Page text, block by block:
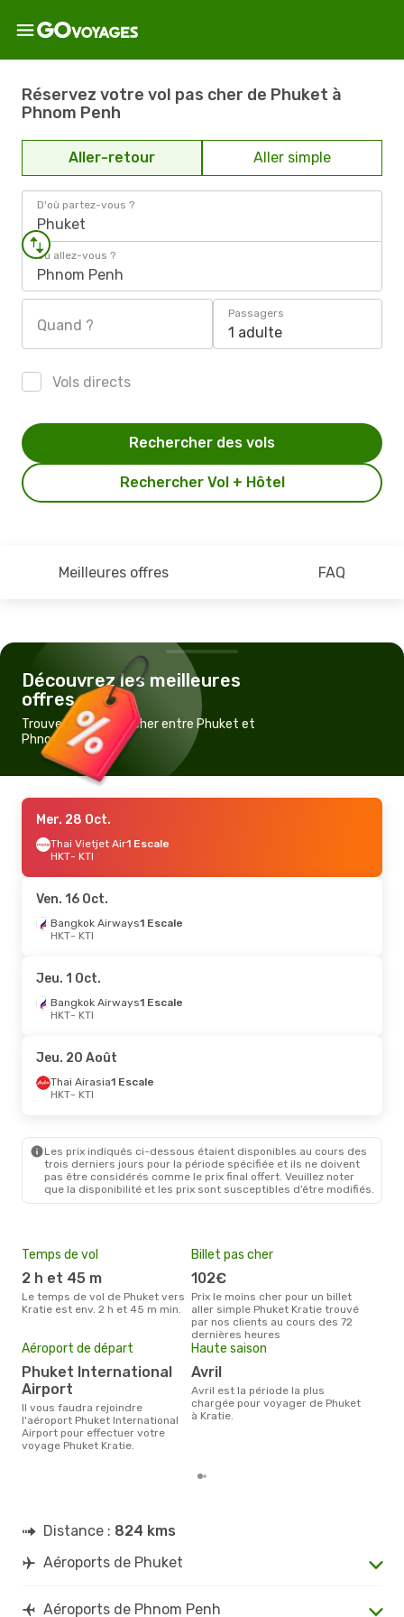
Réservez votre vol pas cher de Phuket à
Phnom Penh
Aller-retour Aller simple
D'où partez-vous ?
Phuket
Où allez-vous ?
Phnom Penh
Quand ?
Passagers
1 adulte
Vols directs
Rechercher Vol + Hôtel
Rechercher des vols
Meilleures offres FAQ
Découvrez les meilleures
offres
Trouvez un vol pas cher entre Phuket et
Phnom Penh
Mer. 28 Oct.
Thai Vietjet Air1 Escale
HKT- KTI
Ven. 16 Oct.
Bangkok Airways1 Escale
HKT- KTI
Jeu. 1 Oct.
Bangkok Airways1 Escale
HKT- KTI
Jeu. 20 Août
Thai Airasia1 Escale
HKT- KTI
Les prix indiqués ci-dessous étaient disponibles au cours des
trois derniers jours pour la période spécifiée et ils ne doivent
pas être considérés comme le prix final offert. Veuillez noter
que la disponibilité et les prix sont susceptibles d’être modifiés.
Temps de vol
2 h et 45 m
Le temps de vol de Phuket vers
Kratie est env. 2 h et 45 m min.
Billet pas cher
102€
Prix le moins cher pour un billet
aller simple Phuket Kratie trouvé
par nos clients au cours des 72
dernières heures
Aéroport de départ
Phuket International
Airport
Il vous faudra rejoindre
l'aéroport Phuket International
Airport pour effectuer votre
voyage Phuket Kratie.
Haute saison
avril
avril est la période la plus
chargée pour voyager de Phuket
à Kratie.
Distance : 824 kms
Aéroports de Phuket
Aéroports de Phnom Penh